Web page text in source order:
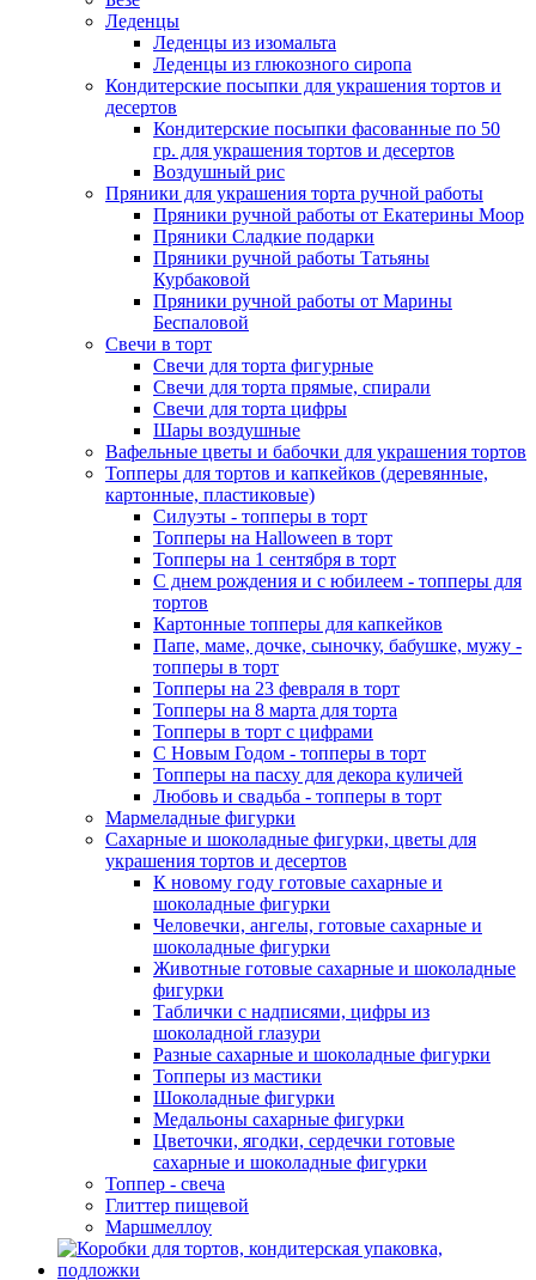
Леденцы
Леденцы из изомальта
Леденцы из глюкозного сиропа
Кондитерские посыпки для украшения тортов и
десертов
Кондитерские посыпки фасованные по 50
гр. для украшения тортов и десертов
Воздушный рис
Пряники для украшения торта ручной работы
Пряники ручной работы от Екатерины Моор
Пряники Сладкие подарки
Пряники ручной работы Татьяны
Курбаковой
Пряники ручной работы от Марины
Беспаловой
Свечи в торт
Свечи для торта фигурные
Свечи для торта прямые, спирали
Свечи для торта цифры
Шары воздушные
Вафельные цветы и бабочки для украшения тортов
Топперы для тортов и капкейков (деревянные,
картонные, пластиковые)
Силуэты - топперы в торт
Топперы на Halloween в торт
Топперы на 1 сентября в торт
С днем рождения и с юбилеем - топперы для
тортов
Картонные топперы для капкейков
Папе, маме, дочке, сыночку, бабушке, мужу -
топперы в торт
Топперы на 23 февраля в торт
Топперы на 8 марта для торта
Топперы в торт с цифрами
С Новым Годом - топперы в торт
Топперы на пасху для декора куличей
Любовь и свадьба - топперы в торт
Мармеладные фигурки
Сахарные и шоколадные фигурки, цветы для
украшения тортов и десертов
К новому году готовые сахарные и
шоколадные фигурки
Человечки, ангелы, готовые сахарные и
шоколадные фигурки
Животные готовые сахарные и шоколадные
фигурки
Таблички с надписями, цифры из
шоколадной глазури
Разные сахарные и шоколадные фигурки
Топперы из мастики
Шоколадные фигурки
Медальоны сахарные фигурки
Цветочки, ягодки, сердечки готовые
сахарные и шоколадные фигурки
Топпер - свеча
Глиттер пищевой
Маршмеллоу